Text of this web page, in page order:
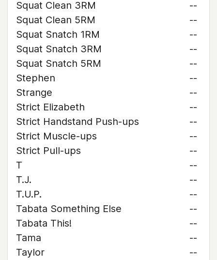
Squat Clean 3RM
--
Squat Clean 5RM
--
Squat Snatch 1RM
--
Squat Snatch 3RM
--
Squat Snatch 5RM
--
Stephen
--
Strange
--
Strict Elizabeth
--
Strict Handstand Push-ups
--
Strict Muscle-ups
--
Strict Pull-ups
--
T
--
T.J.
--
T.U.P.
--
Tabata Something Else
--
Tabata This!
--
Tama
--
Taylor
--